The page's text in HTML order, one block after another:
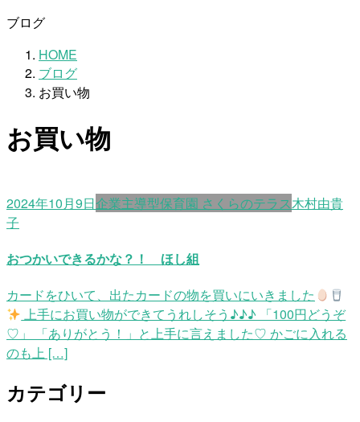
ブログ
HOME
ブログ
お買い物
お買い物
2024年10月9日企業主導型保育園 さくらのテラス木村由貴
子
おつかいできるかな？！ ほし組
カードをひいて、出たカードの物を買いにいきました
上手にお買い物ができてうれしそう♪♪♪ 「100円どうぞ
♡」 「ありがとう！」と上手に言えました♡ かごに入れる
のも上 […]
カテゴリー